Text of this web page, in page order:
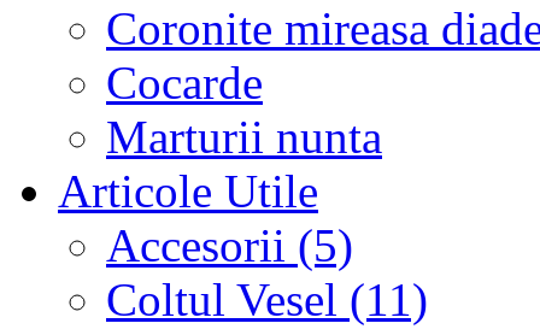
Coronite mireasa
Cocarde
Marturii nunta
Articole Utile
Accesorii (5)
Coltul Vesel (11)